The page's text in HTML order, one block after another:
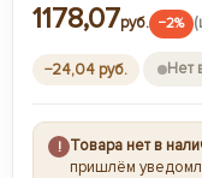
1178,07руб. −2%
−24,04 руб. Нет
! Товара нет в
пришлём